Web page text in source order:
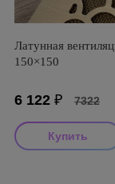
Латунная
150×150
6 122 ₽ 7322